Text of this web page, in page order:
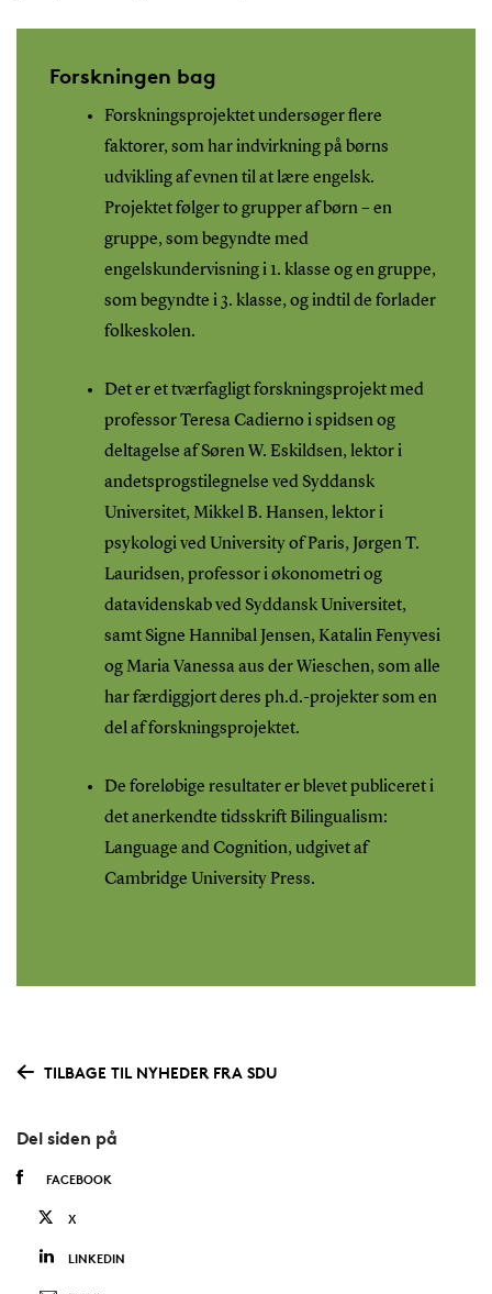
Forskningen bag
Forskningsprojektet undersøger flere
faktorer, som har indvirkning på børns
udvikling af evnen til at lære engelsk.
Projektet følger to grupper af børn – en
gruppe, som begyndte med
engelskundervisning i 1. klasse og en gruppe,
som begyndte i 3. klasse, og indtil de forlader
folkeskolen.
Det er et tværfagligt forskningsprojekt med
professor Teresa Cadierno i spidsen og
deltagelse af Søren W. Eskildsen, lektor i
andetsprogstilegnelse ved Syddansk
Universitet, Mikkel B. Hansen, lektor i
psykologi ved University of Paris, Jørgen T.
Lauridsen, professor i økonometri og
datavidenskab ved Syddansk Universitet,
samt Signe Hannibal Jensen, Katalin Fenyvesi
og Maria Vanessa aus der Wieschen, som alle
har færdiggjort deres ph.d.-projekter som en
del af forskningsprojektet.
De foreløbige resultater er blevet publiceret i
det anerkendte tidsskrift Bilingualism:
Language and Cognition, udgivet af
Cambridge University Press.
TILBAGE TIL NYHEDER FRA SDU
Del siden på
FACEBOOK
X
LINKEDIN